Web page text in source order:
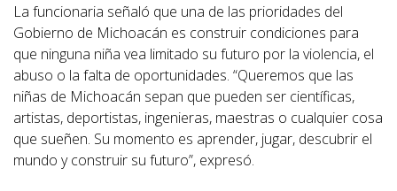
La funcionaria señaló que una de las prioridades del
Gobierno de Michoacán es construir condiciones para
que ninguna niña vea limitado su futuro por la violencia, el
abuso o la falta de oportunidades. “Queremos que las
niñas de Michoacán sepan que pueden ser científicas,
artistas, deportistas, ingenieras, maestras o cualquier cosa
que sueñen. Su momento es aprender, jugar, descubrir el
mundo y construir su futuro”, expresó.